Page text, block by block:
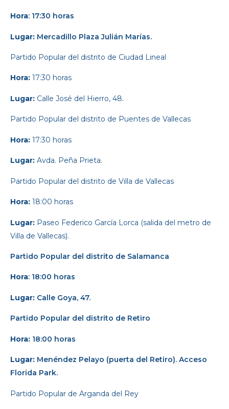
Hora: 17:30 horas
Lugar: Mercadillo Plaza Julián Marías.
Partido Popular del distrito de Ciudad Lineal
Hora: 17:30 horas
Lugar: Calle José del Hierro, 48.
Partido Popular del distrito de Puentes de Vallecas
Hora: 17:30 horas
Lugar: Avda. Peña Prieta.
Partido Popular del distrito de Villa de Vallecas
Hora: 18:00 horas
Lugar: Paseo Federico García Lorca (salida del metro de
Villa de Vallecas).
Partido Popular del distrito de Salamanca
Hora: 18:00 horas
Lugar: Calle Goya, 47.
Partido Popular del distrito de Retiro
Hora: 18:00 horas
Lugar: Menéndez Pelayo (puerta del Retiro). Acceso
Florida Park.
Partido Popular de Arganda del Rey